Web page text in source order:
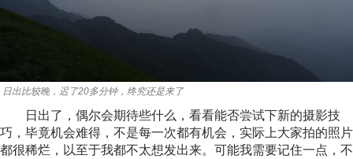
日出比较晚，迟了20多分钟，终究还是来了
日出了，偶尔会期待些什么，看看能否尝试下新的摄影技
巧，毕竟机会难得，不是每一次都有机会，实际上大家拍的照片
都很稀烂，以至于我都不太想发出来。可能我需要记住一点，不